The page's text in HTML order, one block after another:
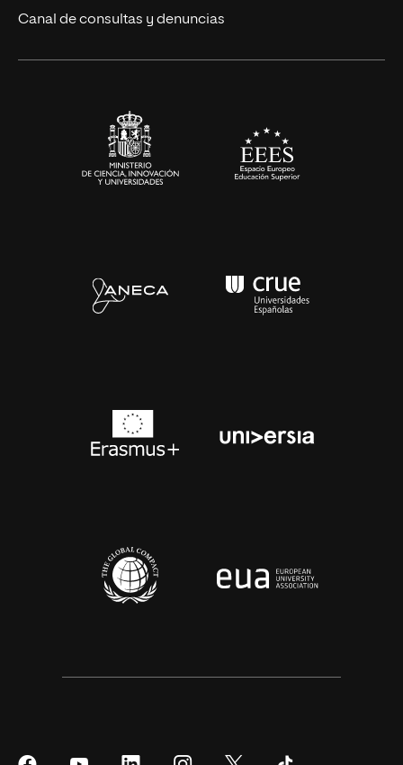
Eventos
Canal de consultas y denuncias
SíguenosSíguenos SíguenosSíguenos Síguenos